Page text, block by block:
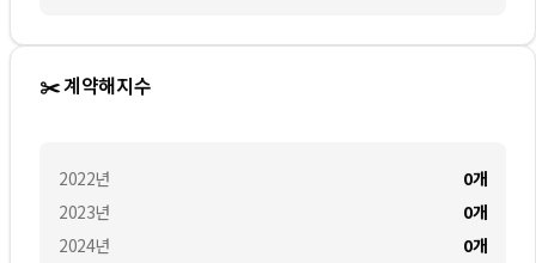
✂️ 계약해지수
2022년
2023년
2024년
0개
0개
0개